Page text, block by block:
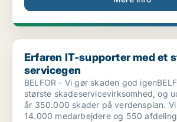
Erfaren IT-supporter med et stærkt
Erfaren IT-supporter med et
servicegen
BELFOR - Vi gør skaden god
største skadeservicevirksomhed, og
år 350.000 skader på verdensplan.
14.000 medarbejdere og 550